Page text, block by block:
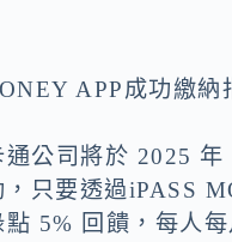
APP成功繳
公司將於 2025
，只要透過iPASS
5% 回饋，每人